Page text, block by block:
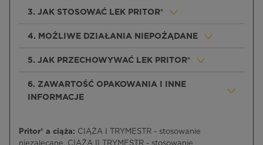
3. JAK STOSOWAĆ LEK PRITOR®
4. MOŻLIWE DZIAŁANIA NIEPOŻĄDANE
5. JAK PRZECHOWYWAĆ LEK PRITOR®
6. ZAWARTOŚĆ OPAKOWANIA I INNE
INFORMACJE
Pritor® a ciąża: CIĄŻA I TRYMESTR - stosowanie